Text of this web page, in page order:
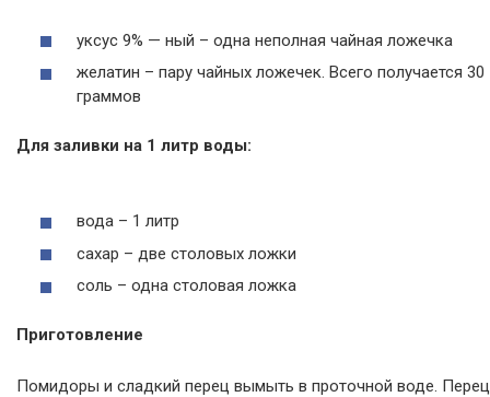
уксус 9% — ный – одна неполная чайная ложечка
желатин – пару чайных ложечек. Всего получается 30
граммов
Для заливки на 1 литр воды:
вода – 1 литр
сахар – две столовых ложки
соль – одна столовая ложка
Приготовление
Помидоры и сладкий перец вымыть в проточной воде. Перец